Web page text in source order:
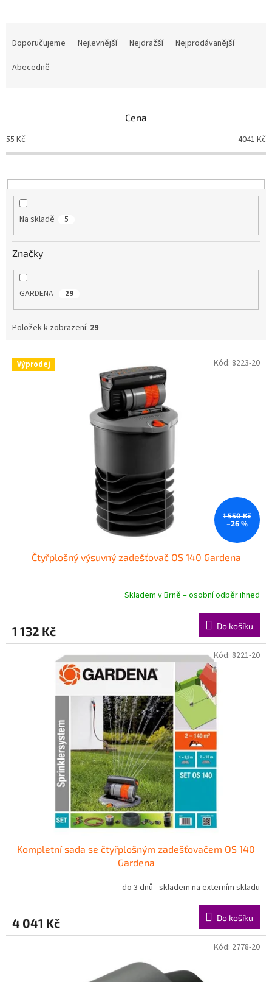
o
d
k
t
Doporučujeme Nejlevnější Nejdražší
Nejprodávanější
Abecedně
Cena
55 Kč 4041 Kč
Na skladě 5
Značky
GARDENA 29
Položek k zobrazení: 29
V Výprodej
1 550 Kč
–26 %
Čtyřplošný výsuvný zadešťovač OS 140 Gardena
Skladem v Brně – osobní odběr ihned
1 132 Kč Do košíku
Kód: 8223-20
Kompletní sada se čtyřplošným zadešťovačem OS 140
Gardena
do 3 dnů - skladem na externím skladu
4 041 Kč Do košíku
Kód: 8221-20
Kód: 2778-20